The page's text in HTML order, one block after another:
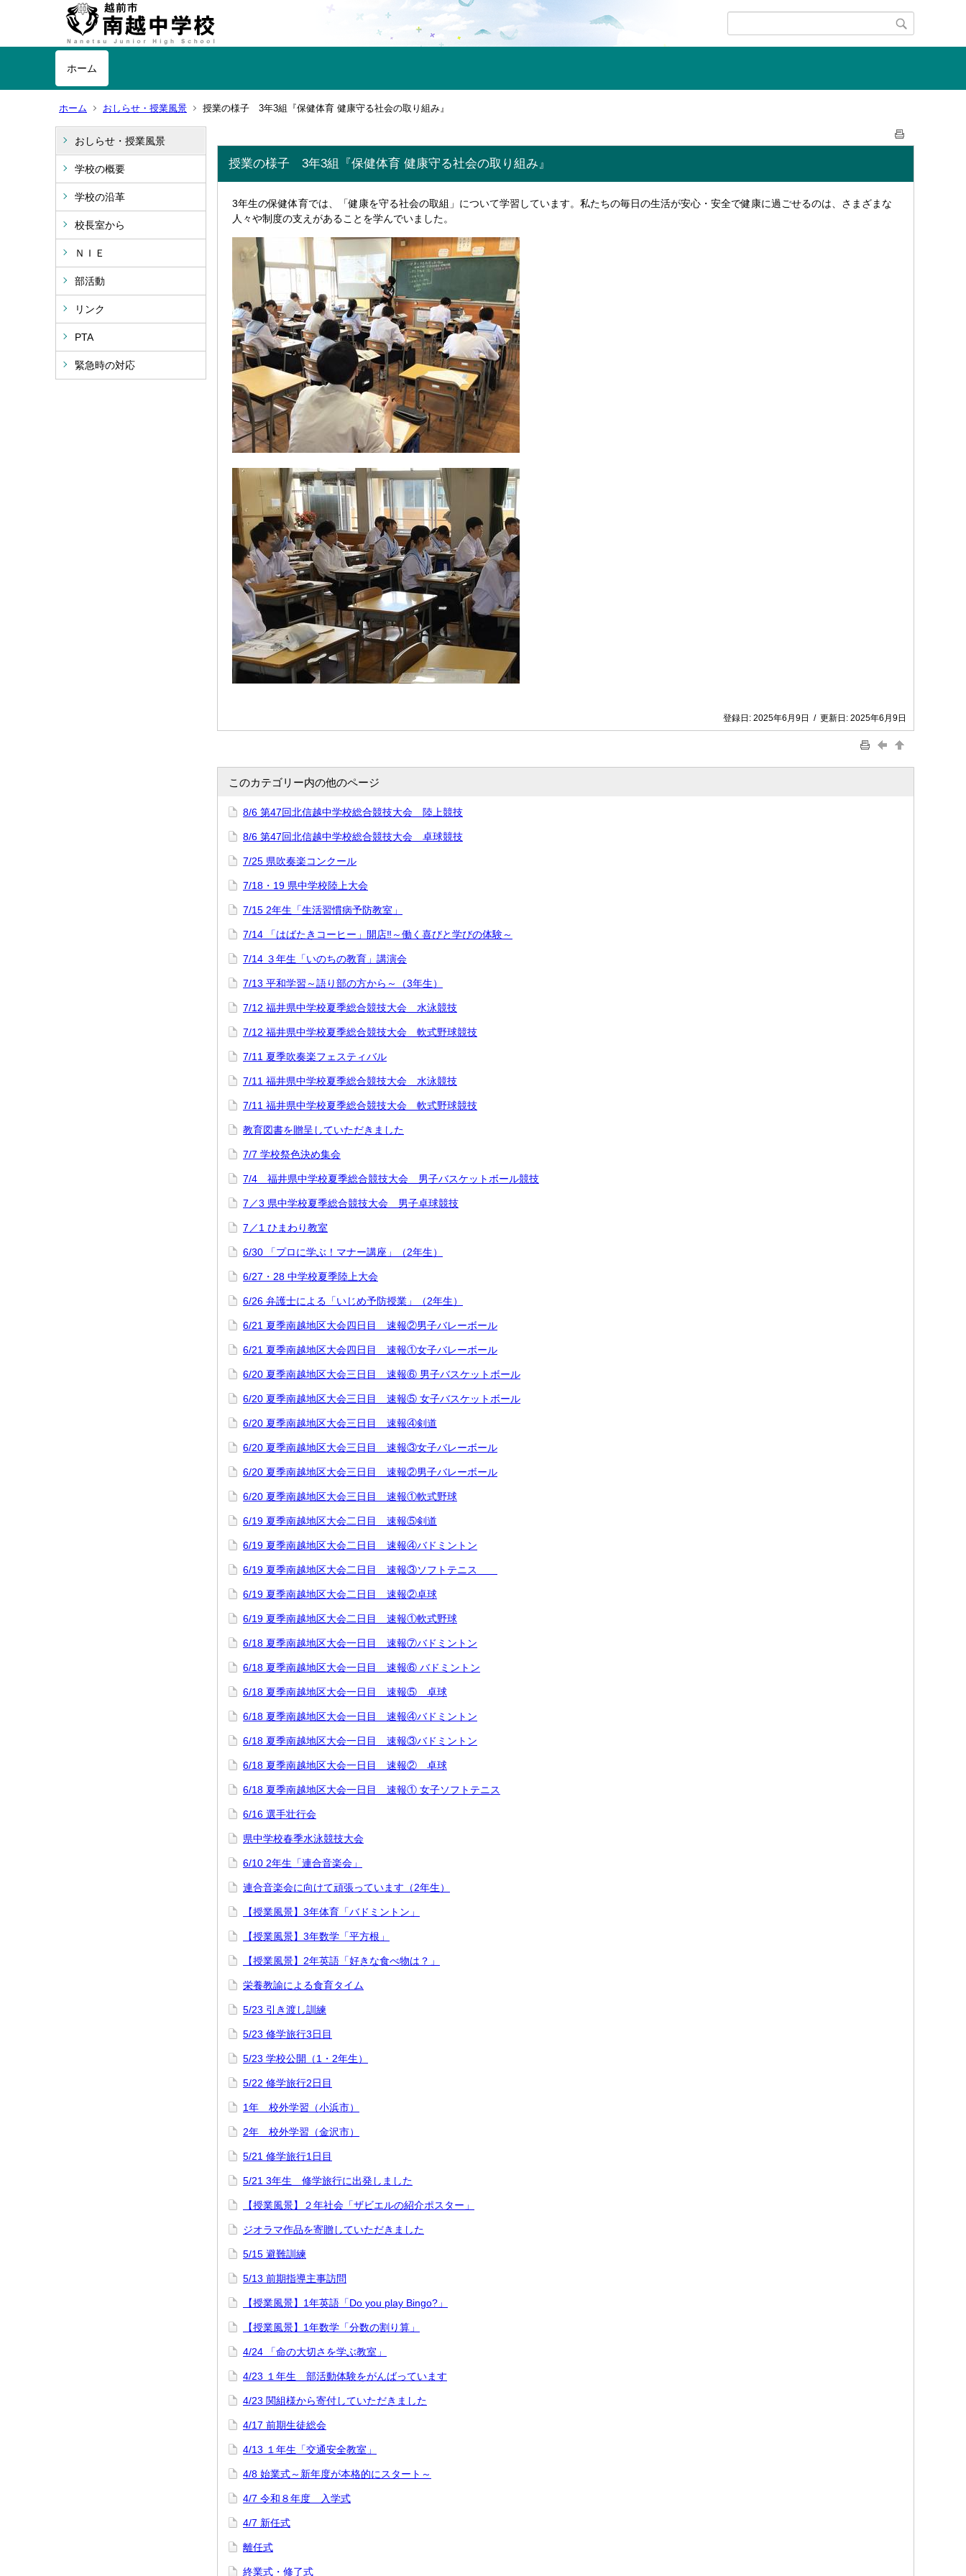
ホーム
ホーム おしらせ・授業風景 授業の様子 3年3組『保健体育 健康守る社会の取り組み』
おしらせ・授業風景
学校の概要
学校の沿革
校長室から
ＮＩＥ
部活動
リンク
PTA
緊急時の対応
授業の様子 3年3組『保健体育 健康守る社会の取り組み』
3年生の保健体育では、「健康を守る社会の取組」について学習しています。私たちの毎日の生活が安心・安全で健康に過ごせるのは、さまざまな
人々や制度の支えがあることを学んでいました。
登録日: 2025年6月9日 / 更新日: 2025年6月9日
このカテゴリー内の他のページ
8/6 第47回北信越中学校総合競技大会 陸上競技
8/6 第47回北信越中学校総合競技大会 卓球競技
7/25 県吹奏楽コンクール
7/18・19 県中学校陸上大会
7/15 2年生「生活習慣病予防教室」
7/14 「はばたきコーヒー」開店‼︎～働く喜びと学びの体験～
7/14 ３年生「いのちの教育」講演会
7/13 平和学習～語り部の方から～（3年生）
7/12 福井県中学校夏季総合競技大会 水泳競技
7/12 福井県中学校夏季総合競技大会 軟式野球競技
7/11 夏季吹奏楽フェスティバル
7/11 福井県中学校夏季総合競技大会 水泳競技
7/11 福井県中学校夏季総合競技大会 軟式野球競技
教育図書を贈呈していただきました
7/7 学校祭色決め集会
7/4 福井県中学校夏季総合競技大会 男子バスケットボール競技
7／3 県中学校夏季総合競技大会 男子卓球競技
7／1 ひまわり教室
6/30 「プロに学ぶ！マナー講座」（2年生）
6/27・28 中学校夏季陸上大会
6/26 弁護士による「いじめ予防授業」（2年生）
6/21 夏季南越地区大会四日目 速報②男子バレーボール
6/21 夏季南越地区大会四日目 速報①女子バレーボール
6/20 夏季南越地区大会三日目 速報⑥ 男子バスケットボール
6/20 夏季南越地区大会三日目 速報⑤ 女子バスケットボール
6/20 夏季南越地区大会三日目 速報④剣道
6/20 夏季南越地区大会三日目 速報③女子バレーボール
6/20 夏季南越地区大会三日目 速報②男子バレーボール
6/20 夏季南越地区大会三日目 速報①軟式野球
6/19 夏季南越地区大会二日目 速報⑤剣道
6/19 夏季南越地区大会二日目 速報④バドミントン
6/19 夏季南越地区大会二日目 速報③ソフトテニス
6/19 夏季南越地区大会二日目 速報②卓球
6/19 夏季南越地区大会二日目 速報①軟式野球
6/18 夏季南越地区大会一日目 速報⑦バドミントン
6/18 夏季南越地区大会一日目 速報⑥ バドミントン
6/18 夏季南越地区大会一日目 速報⑤ 卓球
6/18 夏季南越地区大会一日目 速報④バドミントン
6/18 夏季南越地区大会一日目 速報③バドミントン
6/18 夏季南越地区大会一日目 速報② 卓球
6/18 夏季南越地区大会一日目 速報① 女子ソフトテニス
6/16 選手壮行会
県中学校春季水泳競技大会
6/10 2年生「連合音楽会」
連合音楽会に向けて頑張っています（2年生）
【授業風景】3年体育「バドミントン」
【授業風景】3年数学「平方根」
【授業風景】2年英語「好きな食べ物は？」
栄養教諭による食育タイム
5/23 引き渡し訓練
5/23 修学旅行3日目
5/23 学校公開（1・2年生）
5/22 修学旅行2日目
1年 校外学習（小浜市）
2年 校外学習（金沢市）
5/21 修学旅行1日目
5/21 3年生 修学旅行に出発しました
【授業風景】２年社会「ザビエルの紹介ポスター」
ジオラマ作品を寄贈していただきました
5/15 避難訓練
5/13 前期指導主事訪問
【授業風景】1年英語「Do you play Bingo?」
【授業風景】1年数学「分数の割り算」
4/24 「命の大切さを学ぶ教室」
4/23 １年生 部活動体験をがんばっています
4/23 関組様から寄付していただきました
4/17 前期生徒総会
4/13 １年生「交通安全教室」
4/8 始業式～新年度が本格的にスタート～
4/7 令和８年度 入学式
4/7 新任式
離任式
終業式・修了式